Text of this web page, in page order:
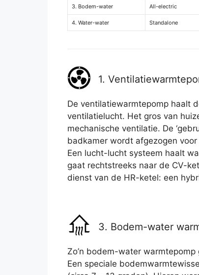
3. Bodem-water All-electric
4. Water-water Standalone
1.
De ventilatiewarmtepomp haalt
ventilatielucht. Het gros van
mechanische ventilatie. De
badkamer wordt afgezogen
Een lucht-lucht systeem haalt
gaat rechtstreeks naar de CV-
dienst van de HR-ketel: een
3. Bodem-water
Zo’n bodem-water
Een speciale